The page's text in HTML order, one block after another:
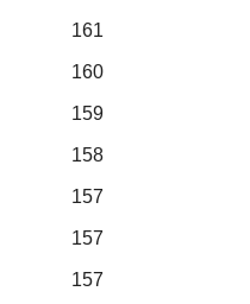
161
160
159
158
157
157
157